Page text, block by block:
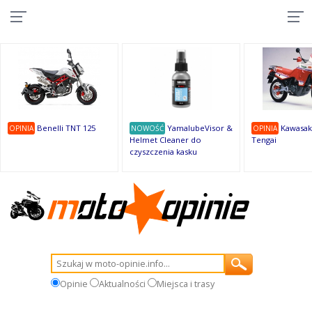
OPINIA Benelli TNT 125 NOWOŚĆ YamalubeVisor &
Helmet Cleaner do
czyszczenia kasku
OPINIA
Tengai
Opinie Aktualności Miejsca i trasy